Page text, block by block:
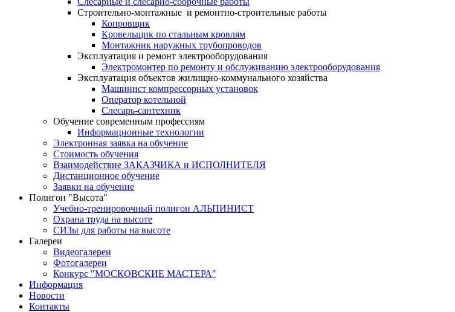
Строительно-монтажные и ремонтно-строительные работы
Копровщик
Кровельщик по стальным кровлям
Монтажник наружных трубопроводов
Эксплуатация и ремонт электрооборудования
Электромонтер по ремонту и обслуживанию электрооборудования
Эксплуатация объектов жилищно-коммунального хозяйства
Машинист компрессорных установок
Оператор котельной
Слесарь-сантехник
Обучение современным профессиям
Информационные технологии
Электронная заявка на обучение
Стоимость обучения
Взаимодействие ЗАКАЗЧИКА и ИСПОЛНИТЕЛЯ
Дистанционное обучение
Заявки на обучение
Полигон "Высота"
Учебно-тренировочный полигон АЛЬПИНИСТ
Охрана труда на высоте
СИЗы для работы на высоте
Галереи
Видеогалереи
Фотогалереи
Конкурс "МОСКОВСКИЕ МАСТЕРА"
Информация
Новости
Контакты